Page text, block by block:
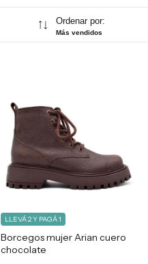
Ordenar por:
Más vendidos
Borcegos mujer Arian cuero
chocolate
LLEVÁ 2 Y PAGÁ 1